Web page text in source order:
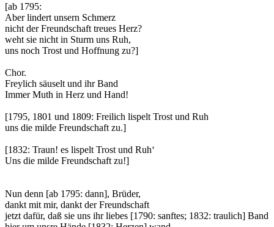
[ab 1795:
Aber lindert unsern Schmerz
nicht der Freundschaft treues Herz?
weht sie nicht in Sturm uns Ruh,
uns noch Trost und Hoffnung zu?]
Chor.
Freylich säuselt und ihr Band
Immer Muth in Herz und Hand!
[1795, 1801 und 1809: Freilich lispelt Trost und Ruh
uns die milde Freundschaft zu.]
[1832: Traun! es lispelt Trost und Ruh‘
Uns die milde Freundschaft zu!]
Nun denn [ab 1795: dann], Brüder,
dankt mit mir, dankt der Freundschaft
jetzt dafür, daß sie uns ihr liebes [1790: sanftes; 1832: traulich] Band